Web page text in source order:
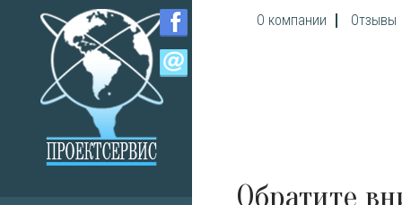
Перейти к основному содержанию
О компании Отзывы
Обратите